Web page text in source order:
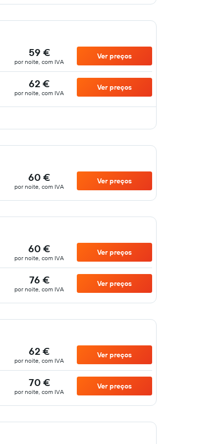
59 €
por noite, com IVA
Ver preços
62 €
por noite, com IVA
Ver preços
60 €
por noite, com IVA
Ver preços
60 €
por noite, com IVA
Ver preços
76 €
por noite, com IVA
Ver preços
62 €
por noite, com IVA
Ver preços
70 €
por noite, com IVA
Ver preços